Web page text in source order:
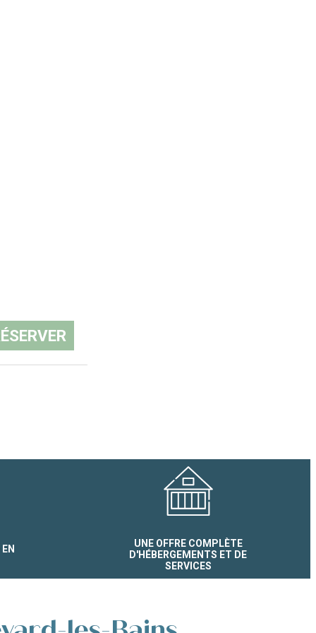
UNE OFFRE COMPLÈTE
D'HÉBERGEMENTS ET DE
SERVICES